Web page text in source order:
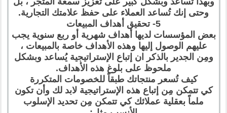
وحتى إنك تُساعد العملاء على حفظ علامتك التجارية.
5- تحقيق أهداف المبيعات
بعض المؤسسات لديها أهداف شهرية أو ربع سنوية يجب
عليهم الوصول إليها وهذه الأهداف خاصة بالمبيعات ،
ومِن الجدير بالذكر ان إتباع الإستراتيجية يُساعد وبشكل
ملحوظ على بلوغ هذه الأهداف.
كيف تُسعر منتجاتك طبقاً للخصومات المتكررة
كي تتمكن مِن إتباع هذه الإستراتيجية لابد لك وأن تكون
ملماً بعقلية عملائك كي تتمكن مِن تحديد الإسلوب